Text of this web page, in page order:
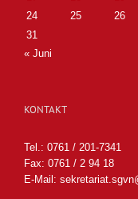
24
25 26
31
« Juni
KONTAKT
Tel.: 0761 / 201-7341
Fax: 0761 / 2 94 18
E-Mail: